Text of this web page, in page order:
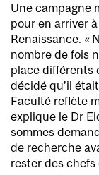
Une campagne
pour en arriver
Renaissance. «
nombre de fois
place différents
décidé qu’il
Faculté reflète
explique le Dr
sommes
de recherche
rester des chefs